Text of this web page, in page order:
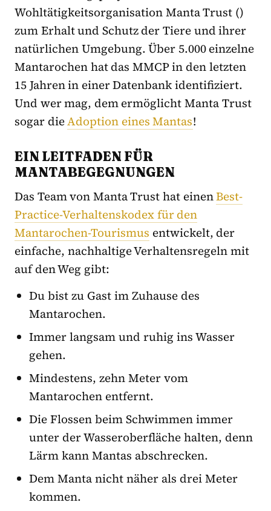
Wohltätigkeitsorganisation Manta Trust ()
zum Erhalt und Schutz der Tiere und ihrer
natürlichen Umgebung. Über 5.000 einzelne
Mantarochen hat das MMCP in den letzten
15 Jahren in einer Datenbank identifiziert.
Und wer mag, dem ermöglicht Manta Trust
sogar dieAdoption eines Mantas!
EIN LEITFADEN FÜR
MANTABEGEGNUNGEN
Das Team von Manta Trust hat einenBest-
Practice-Verhaltenskodex für den
Mantarochen-Tourismus entwickelt, der
einfache, nachhaltige Verhaltensregeln mit
auf den Weg gibt:
Du bist zu Gast im Zuhause des
Mantarochen.
Immer langsam und ruhig ins Wasser
gehen.
Mindestens, zehn Meter vom
Mantarochen entfernt.
Die Flossen beim Schwimmen immer
unter der Wasseroberfläche halten, denn
Lärm kann Mantas abschrecken.
Dem Manta nicht näher als drei Meter
kommen.